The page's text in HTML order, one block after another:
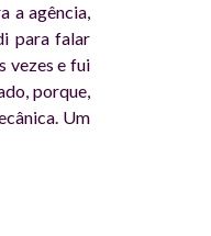
a agência,
para falar
vezes e fui
porque,
Um